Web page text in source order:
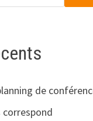
de
correspond